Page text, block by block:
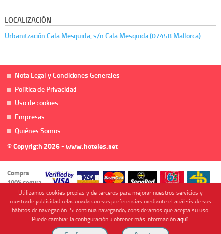
LOCALIZACIÓN
Urbanitzación Cala Mesquida, s/n Cala Mesquida (07458 Mallorca)
Nota Legal y Condiciones Generales
Política de Privacidad
Uso de cookies
Empresas
Quiénes Somos
© Copyrigth 2026 - www.hoteles.net
Compra
100% segura
Cofinanciado por
Utilizamos cookies propias y de terceros para mejorar nuestros servicios y
mostrarle publicidad relacionada con sus preferencias mediante el análisis de sus
hábitos de navegación. Si continua navegando, consideramos que acepta su uso.
Puede cambiar la configuración u obtener más informaciónaquí.